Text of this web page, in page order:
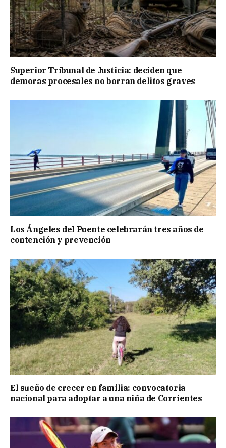
Superior Tribunal de Justicia: deciden que
demoras procesales no borran delitos graves
Los Ángeles del Puente celebrarán tres años de
contención y prevención
El sueño de crecer en familia: convocatoria
nacional para adoptar a una niña de Corrientes